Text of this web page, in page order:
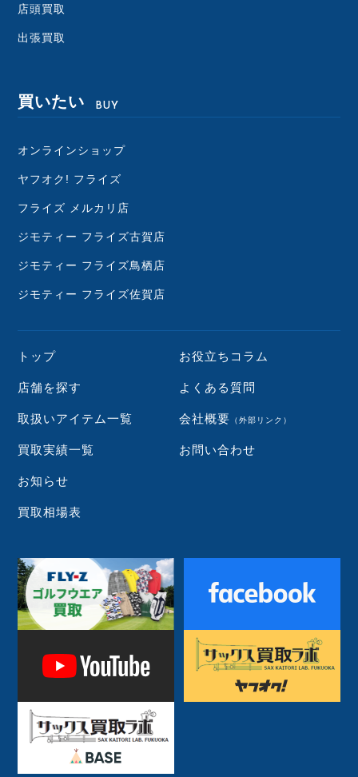
店頭買取
出張買取
買いたい BUY
オンラインショップ
ヤフオク! フライズ
フライズ メルカリ店
ジモティー フライズ古賀店
ジモティー フライズ鳥栖店
ジモティー フライズ佐賀店
トップ
店舗を探す
取扱いアイテム一覧
買取実績一覧
お知らせ
買取相場表
お役立ちコラム
よくある質問
会社概要 （外部リンク）
お問い合わせ